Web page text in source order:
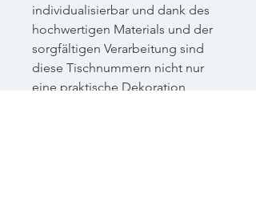
individualisierbar und dank des
hochwertigen Materials und der
sorgfältigen Verarbeitung sind
diese Tischnummern nicht nur
eine praktische Dekoration,